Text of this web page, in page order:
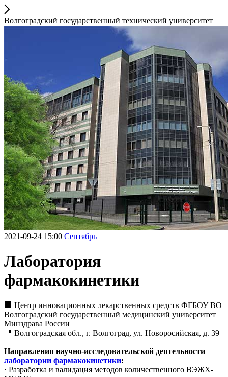
Волгоградский государственный технический университет
2021-09-24 15:00 Сентябрь
Лаборатория
фармакокинетики
🏢 Центр инновационных лекарственных средств ФГБОУ ВО
Волгоградский государственный медицинский университет
Минздрава России
📍 Волгоградская обл., г. Волгоград, ул. Новоросийская, д. 39
Направления научно-исследовательской деятельности
лаборатории фармакокинетики:
· Разработка и валидация методов количественного ВЭЖХ-